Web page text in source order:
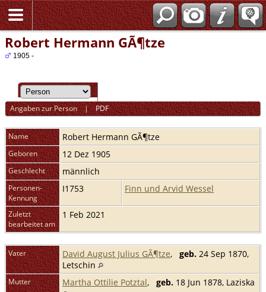
Robert Hermann GÃ¶tze
1905 -
Angaben zur Person|PDF
Name Robert Hermann GÃ¶tze
Geboren 12 Dez 1905
Geschlecht männlich
Personen-
Kennung
I1753 Finn und Arvid Wessel
Zuletzt
bearbeitet am
1 Feb 2021
Vater David August Julius GÃ¶tze, geb. 24 Sep 1870,
Letschin
Mutter Martha Ottilie Potztal, geb. 18 Jun 1878, Laziska